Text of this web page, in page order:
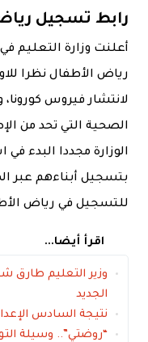
رابط تسجيل
أعلنت وزارة التعليم
رياض الأطفال نظرا
لانتشار فيروس كورونا،
الوزارة مجددا البدء
بتسجيل أبناءهم عبر
للتسجيل في رياض
اقرأ أيضا...
وزير التعليم طارق
الجديد
نتيجة السادس الإعدادي 2020 بالاسم ورقم
“روضتي”.. وسيلة